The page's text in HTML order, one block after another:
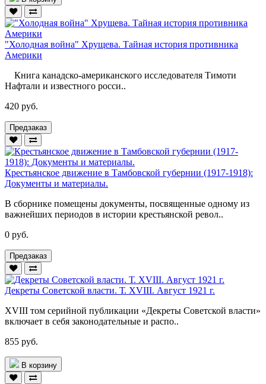
"Холодная война" Хрущева. Тайная история противника
Америки
Книга канадско-американского исследователя Тимоти
Нафтали и известного росси..
420 руб.
Предзаказ
Крестьянское движение в Тамбовской губернии (1917-1918):
Документы и материалы.
В сборнике помещены документы, посвященные одному из
важнейших периодов в истории крестьянской револ..
0 руб.
Предзаказ
Декреты Советской власти. Т. XVIII. Август 1921 г.
XVIII том серийной публикации «Декреты Советской власти»
включает в себя законодательные и распо..
855 руб.
В корзину